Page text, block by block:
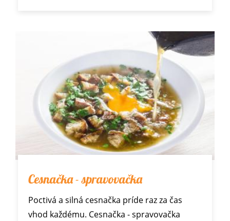
Cesnačka - spravovačka
Poctivá a silná cesnačka príde raz za čas
vhod každému. Cesnačka - spravovačka